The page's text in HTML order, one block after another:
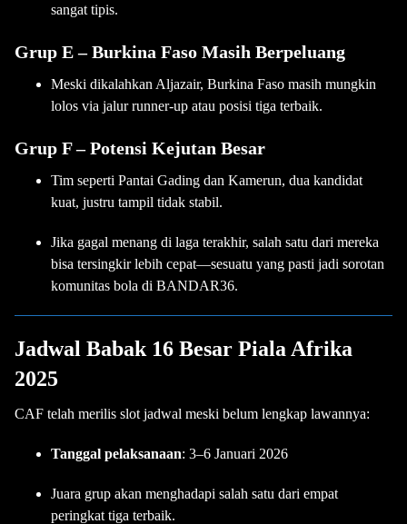
sangat tipis.
Grup E – Burkina Faso Masih Berpeluang
Meski dikalahkan Aljazair, Burkina Faso masih mungkin
lolos via jalur runner-up atau posisi tiga terbaik.
Grup F – Potensi Kejutan Besar
Tim seperti Pantai Gading dan Kamerun, dua kandidat
kuat, justru tampil tidak stabil.
Jika gagal menang di laga terakhir, salah satu dari mereka
bisa tersingkir lebih cepat—sesuatu yang pasti jadi sorotan
komunitas bola di BANDAR36.
Jadwal Babak 16 Besar Piala Afrika
2025
CAF telah merilis slot jadwal meski belum lengkap lawannya:
Tanggal pelaksanaan: 3–6 Januari 2026
Juara grup akan menghadapi salah satu dari empat
peringkat tiga terbaik.